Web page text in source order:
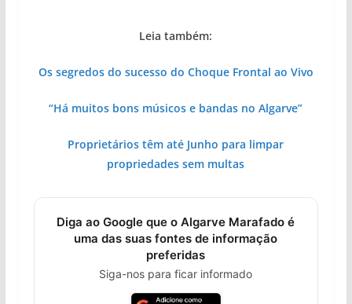
Leia também:
Os segredos do sucesso do Choque Frontal ao Vivo
“Há muitos bons músicos e bandas no Algarve”
Proprietários têm até Junho para limpar
propriedades sem multas
Diga ao Google que o Algarve Marafado é
uma das suas fontes de informação
preferidas
Siga-nos para ficar informado